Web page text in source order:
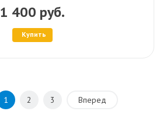
1 400 руб.
Купить
1 2 3 Вперед